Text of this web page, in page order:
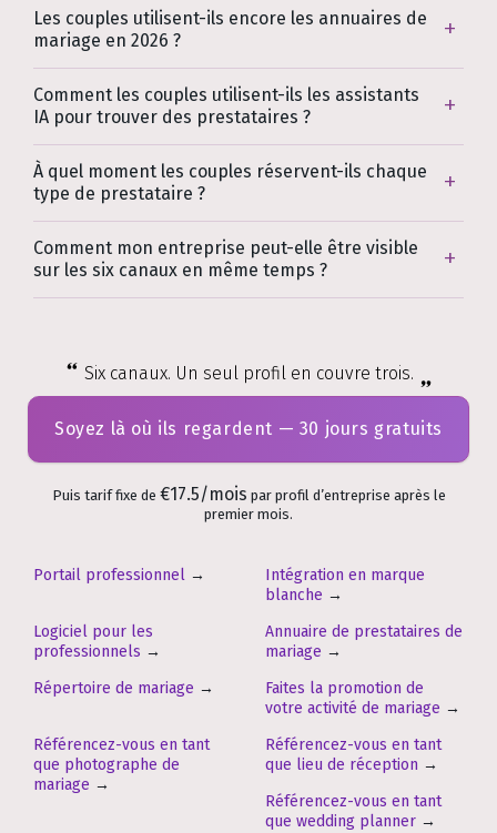
Les couples utilisent-ils encore les annuaires de
mariage en 2026 ?
Comment les couples utilisent-ils les assistants
IA pour trouver des prestataires ?
À quel moment les couples réservent-ils chaque
type de prestataire ?
Comment mon entreprise peut-elle être visible
sur les six canaux en même temps ?
Six canaux. Un seul profil en couvre trois.
Soyez là où ils regardent — 30 jours gratuits
Puis tarif fixe de €17.5/mois par profil d’entreprise après le
premier mois.
Portail professionnel →
Intégration en marque
blanche →
Logiciel pour les
professionnels →
Annuaire de prestataires de
mariage →
Répertoire de mariage →
Faites la promotion de
votre activité de mariage →
Référencez-vous en tant
que photographe de
mariage →
Référencez-vous en tant
que lieu de réception →
Référencez-vous en tant
que wedding planner →